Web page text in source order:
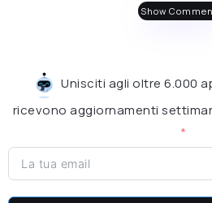
Show
Unisciti agli oltre 6.000
ricevono aggiornamenti